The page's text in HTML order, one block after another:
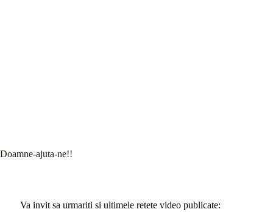
Doamne-ajuta-ne!!
Va invit sa urmariti si ultimele retete video publicate: